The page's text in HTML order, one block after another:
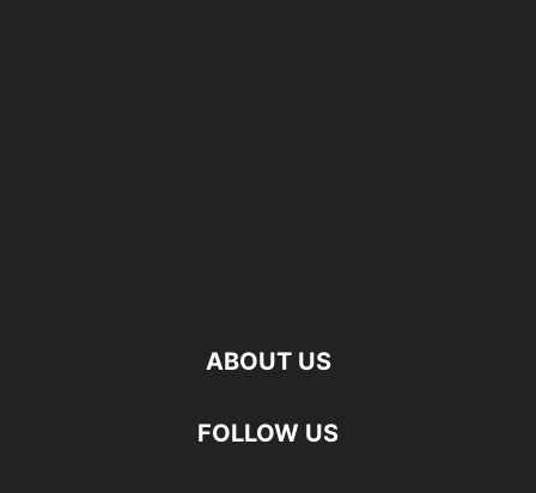
ABOUT US
FOLLOW US